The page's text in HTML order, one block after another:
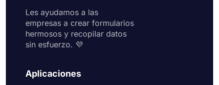
Les ayudamos a las
empresas a crear formularios
hermosos y recopilar datos
sin esfuerzo. 💜
Aplicaciones